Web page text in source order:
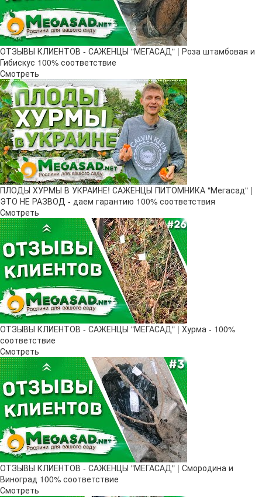
ОТЗЫВЫ КЛИЕНТОВ - САЖЕНЦЫ "МЕГАСАД" | Роза штамбовая и
Гибискус 100% соответствие
Смотреть
ПЛОДЫ ХУРМЫ В УКРАИНЕ! САЖЕНЦЫ ПИТОМНИКА "Мегасад" |
ЭТО НЕ РАЗВОД - даем гарантию 100% соответствия
Смотреть
ОТЗЫВЫ КЛИЕНТОВ - САЖЕНЦЫ "МЕГАСАД" | Хурма - 100%
соответствие
Смотреть
ОТЗЫВЫ КЛИЕНТОВ - САЖЕНЦЫ "МЕГАСАД" | Смородина и
Виноград 100% соответствие
Смотреть